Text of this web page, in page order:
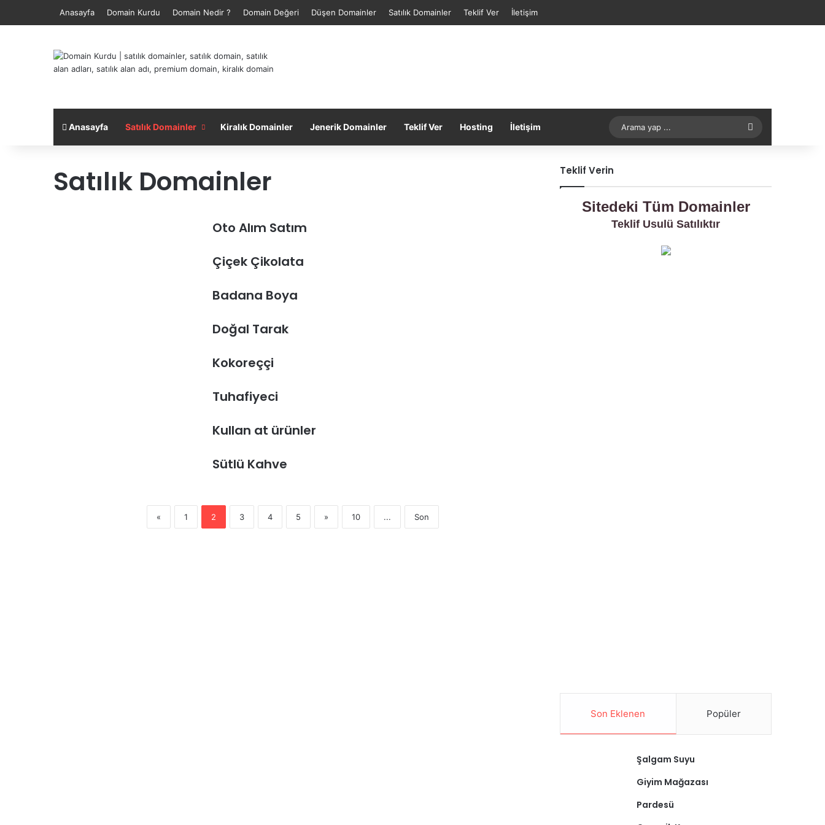
Anasayfa Domain Kurdu Domain Nedir ? Domain Değeri Düşen Domainler Satılık Domainler Teklif Ver İletişim
Anasayfa Satılık Domainler Kiralık Domainler Jenerik Domainler Teklif Ver Hosting İletişim
yap
Satılık Domainler
Oto Alım Satım
Çiçek Çikolata
Badana Boya
Doğal Tarak
Kokoreççi
Tuhafiyeci
Kullan at ürünler
Sütlü Kahve
« 1 2 3 4 5 » 10 ... Son
Teklif Verin
Sitedeki Tüm Domainler
Teklif Usulü Satılıktır
Son Eklenen Popüler
Şalgam Suyu
Giyim Mağazası
Pardesü